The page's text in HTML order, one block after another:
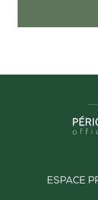
ESPACE